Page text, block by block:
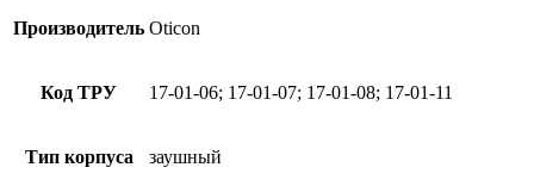
Производитель Oticon
Код ТРУ 17-01-06; 17-01-07; 17-01-08; 17-01-11
Тип корпуса заушный